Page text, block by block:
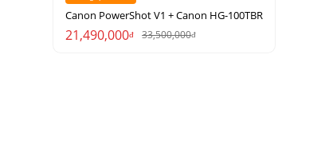
Canon PowerShot V1 + Canon HG-100TBR
21,490,000đ 33,500,000đ